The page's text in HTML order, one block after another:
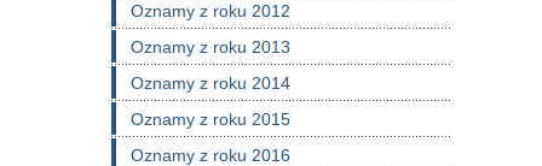
Oznamy z roku 2012
Oznamy z roku 2013
Oznamy z roku 2014
Oznamy z roku 2015
Oznamy z roku 2016